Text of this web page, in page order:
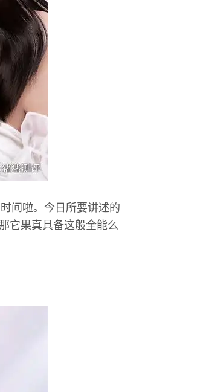
间啦。今日所要讲述的
它果真具备这般全能么